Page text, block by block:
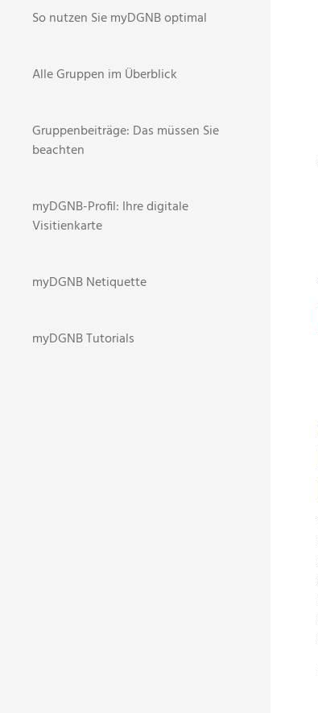
So nutzen Sie myDGNB optimal
Alle Gruppen im Überblick
Gruppenbeiträge: Das müssen Sie
beachten
myDGNB-Profil: Ihre digitale
Visitienkarte
myDGNB Netiquette
myDGNB Tutorials